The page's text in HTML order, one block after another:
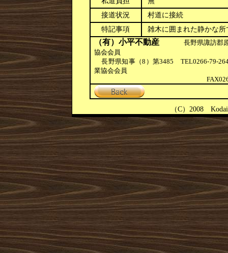
接道状況
村道に接続
特記事項
雑木に囲まれた静かな所
（有）小平不動産
長野県諏訪郡
協会会員
長野県知事（8 ）第3485
TEL0266-79-
業協会会員
（C） 2008